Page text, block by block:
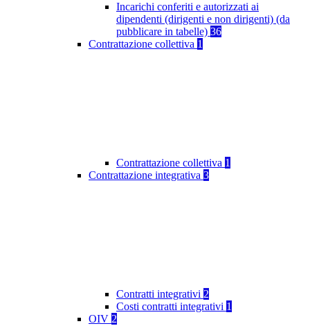
Incarichi conferiti e autorizzati ai
dipendenti (dirigenti e non dirigenti) (da
pubblicare in tabelle) 36
Contrattazione collettiva 1
Contrattazione collettiva 1
Contrattazione integrativa 3
Contratti integrativi 2
Costi contratti integrativi 1
OIV 2